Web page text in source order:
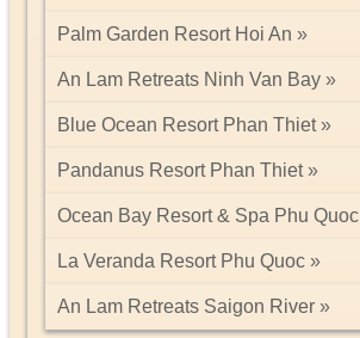
Palm Garden Resort Hoi An
An Lam Retreats Ninh Van Bay
Blue Ocean Resort Phan Thiet
Pandanus Resort Phan Thiet
Ocean Bay Resort & Spa Phu Quoc
La Veranda Resort Phu Quoc
An Lam Retreats Saigon River